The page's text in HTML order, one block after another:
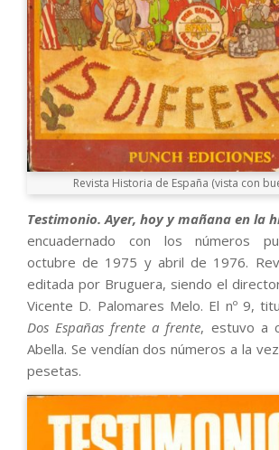
Revista Historia de España (vista con
Testimonio. Ayer, hoy y mañana en la
encuadernado con los números
octubre de 1975 y abril de 1976.
editada por Bruguera, siendo el
Vicente D. Palomares Melo. El nº 9,
Dos Españas frente a frente, estuvo a
Abella. Se vendían dos números a la
pesetas.